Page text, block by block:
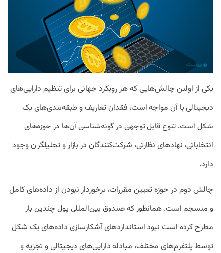
یکی از اولین چالش‌هایی که هر رویکرد جهانی برای تنظیم دارایی‌های
دیجیتالی با آن مواجه است، فقدان تعاریف و طبقه‌بندی‌های یک
شکل است. تنوع قابل توجهی در گونه‌شناسی آن‌ها در حوزه‌های
انتخاباتی، نهادهای نظارتی، شرکت‌کنندگان در بازار و تحلیلگران وجود
دارد.
چالش دوم در حوزه تعیین مقررات، برخوردار نبودن از داده‌های کامل
و منسجم است. همانطور که صندوق‌ بین‌المللی پول چندین بار
مطرح کرده است نبود استانداردهای آشکارسازی داده‌های یک شکل
توسط پلتفرم‌های مختلف، مبادله دارایی‌های دیجیتالی و تجزیه و